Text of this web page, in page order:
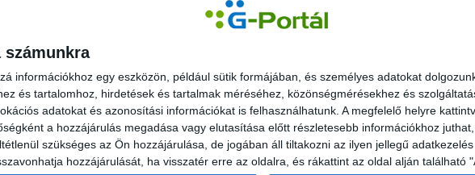
számunkra
információkhoz egy eszközön, például sütik formájában, és személyes adatokat
és tartalomhoz, hirdetések és tartalmak méréséhez, közönségmérésekhez és
adatokat és azonosítási információkat is felhasználhatunk. A megfelelő helyre
a hozzájárulás megadása vagy elutasítása előtt részletesebb információkhoz
szükséges az Ön hozzájárulása, de jogában áll tiltakozni az ilyen jellegű
hozzájárulását, ha visszatér erre az oldalra, és rákattint az oldal alján található
G-Portál História
Mi az a G-Portál História?
Rólunk
Személyes
Versenyek
Oldal
Mi az a Talányos?
Ki az a TalányUser?
Játékszabályzat
Nyeremény
Archívum
Mi az a G-Mail.hu?
Regisztráció
Segítségek
Felhasználási
Kapcsolat